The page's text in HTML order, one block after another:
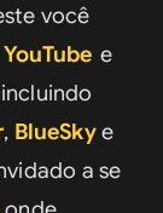
você
YouTube e
, BlueSky
a se